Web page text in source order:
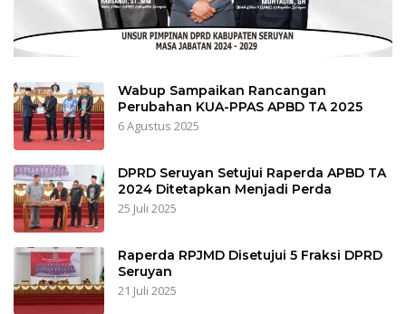
Wabup Sampaikan Rancangan
Perubahan KUA-PPAS APBD TA 2025
6 Agustus 2025
DPRD Seruyan Setujui Raperda APBD TA
2024 Ditetapkan Menjadi Perda
25 Juli 2025
Raperda RPJMD Disetujui 5 Fraksi DPRD
Seruyan
21 Juli 2025